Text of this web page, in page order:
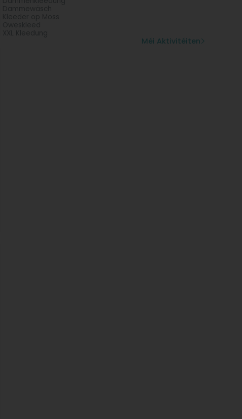
Méi Aktivitéiten